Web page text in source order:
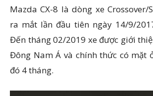
Mazda CX-8 là dòng xe Crossover/
ra mắt lần đầu tiên ngày 14/9/
Đến tháng 02/2019 xe được giới
Đông Nam Á và chính thức có mặt
đó 4 tháng.